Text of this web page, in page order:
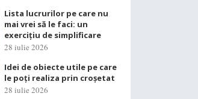
Lista lucrurilor pe care nu
mai vrei să le faci: un
exercițiu de simplificare
28 iulie 2026
Idei de obiecte utile pe care
le poți realiza prin croșetat
28 iulie 2026